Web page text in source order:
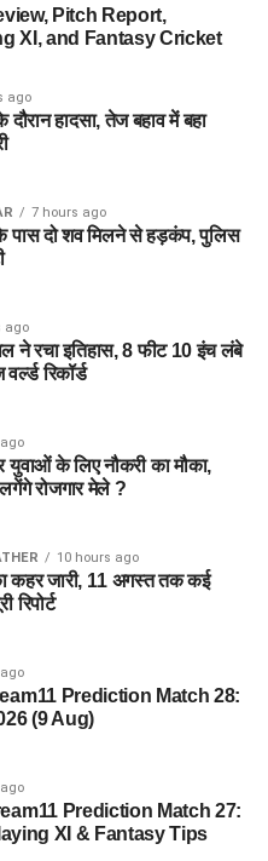
Pitch Report,
XI, and Fantasy Cricket
ago
दौरान हादसा, तेज बहाव में बहा
7 hours ago
पास दो शव मिलने से हड़कंप, पुलिस
ago
ने रचा इतिहास, 8 फीट 10 इंच लंबे
रिकॉर्ड
युवाओं के लिए नौकरी का मौका,
रोजगार मेले ?
10 hours ago
कहर जारी, 11 अगस्त तक कई
रिपोर्ट
Prediction Match 28:
(9 Aug)
Prediction Match 27:
XI & Fantasy Tips